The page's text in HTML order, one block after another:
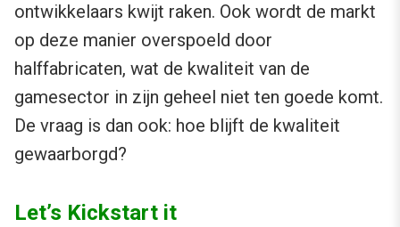
ontwikkelaars kwijt raken. Ook wordt de markt
op deze manier overspoeld door
halffabricaten, wat de kwaliteit van de
gamesector in zijn geheel niet ten goede komt.
De vraag is dan ook: hoe blijft de kwaliteit
gewaarborgd?
Let’s Kickstart it